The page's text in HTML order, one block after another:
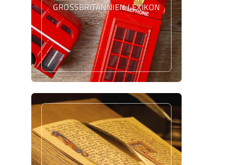
GROSSBRITANNIEN LEXIKON